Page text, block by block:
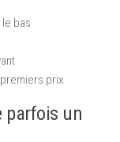
le bas
prix
parfois un